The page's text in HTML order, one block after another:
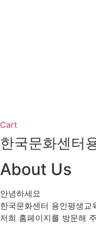
Cart
한국문화센터
About Us
안녕하세요
한국문화센터 용인평생교
저희 홈페이지를 방문해